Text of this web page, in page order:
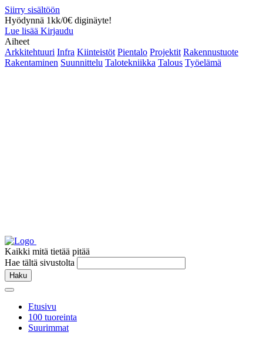
Siirry sisältöön
Hyödynnä 1kk/0€ diginäyte!
Lue lisää Kirjaudu
Aiheet
Arkkitehtuuri Infra Kiinteistöt Pientalo Projektit Rakennustuote
Rakentaminen Suunnittelu Talotekniikka Talous Työelämä
Kaikki mitä tietää pitää
Hae tältä sivustolta
Haku
Etusivu
100 tuoreinta
Suurimmat